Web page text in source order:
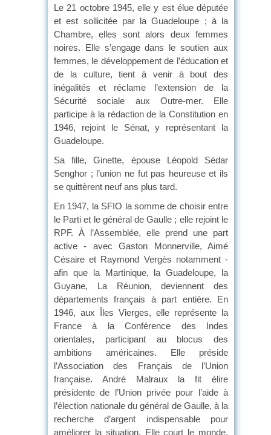
Le 21 octobre 1945, elle y est élue députée
et est sollicitée par la Guadeloupe ; à la
Chambre, elles sont alors deux femmes
noires. Elle s’engage dans le soutien aux
femmes, le développement de l’éducation et
de la culture, tient à venir à bout des
inégalités et réclame l’extension de la
Sécurité sociale aux Outre-mer. Elle
participe à la rédaction de la Constitution en
1946, rejoint le Sénat, y représentant la
Guadeloupe.
Sa fille, Ginette, épouse Léopold Sédar
Senghor ; l’union ne fut pas heureuse et ils
se quittèrent neuf ans plus tard.
En 1947, la SFIO la somme de choisir entre
le Parti et le général de Gaulle ; elle rejoint le
RPF. À l’Assemblée, elle prend une part
active - avec Gaston Monnerville, Aimé
Césaire et Raymond Vergès notamment -
afin que la Martinique, la Guadeloupe, la
Guyane, La Réunion, deviennent des
départements français à part entière. En
1946, aux Îles Vierges, elle représente la
France à la Conférence des Indes
orientales, participant au blocus des
ambitions américaines. Elle préside
l’Association des Français de l’Union
française. André Malraux la fit élire
présidente de l’Union privée pour l’aide à
l’élection nationale du général de Gaulle, à la
recherche d’argent indispensable pour
améliorer la situation. Elle court le monde,